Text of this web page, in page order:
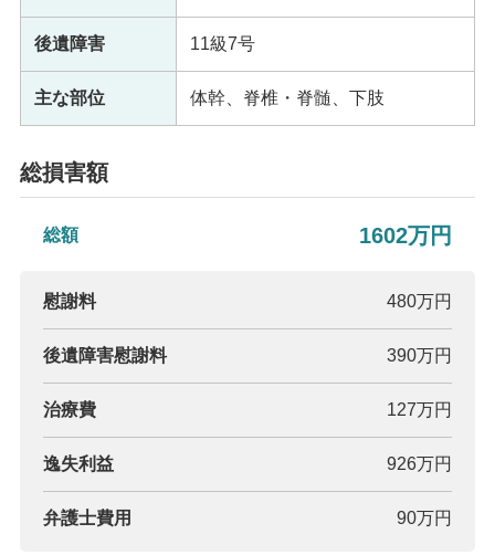
後遺障害 11級7号
主な部位 体幹、脊椎・脊髄、下肢
総損害額
総額 1602万円
慰謝料 480万円
後遺障害慰謝料 390万円
治療費 127万円
逸失利益 926万円
弁護士費用 90万円